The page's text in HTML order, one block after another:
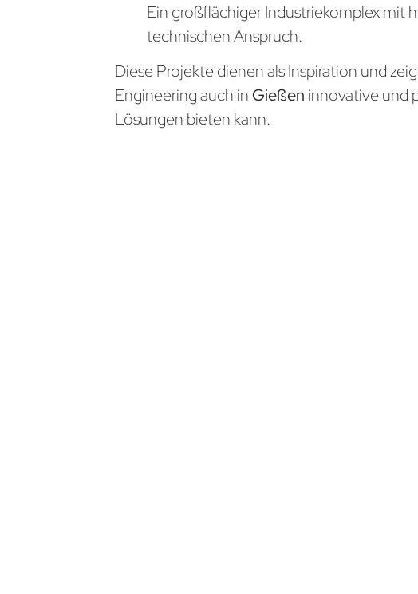
Ein großflächiger Industriekomplex mit
technischen Anspruch.
Diese Projekte dienen als Inspiration und
Engineering auch in Gießen innovative und
Lösungen bieten kann.